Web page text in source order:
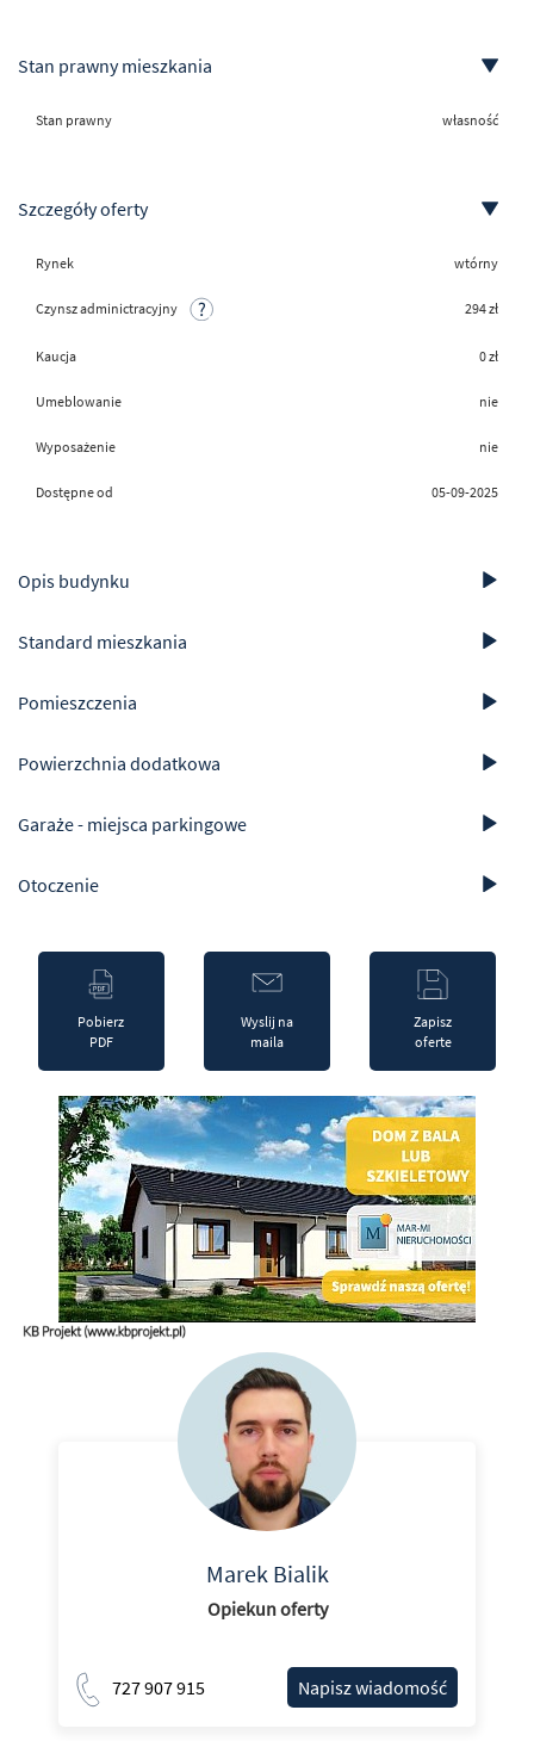
Stan prawny mieszkania
Stan prawny własność
Szczegóły oferty
Rynek wtórny
Czynsz adminictracyjny 294 zł
Kaucja 0 zł
Umeblowanie nie
Wyposażenie nie
Dostępne od 05-09-2025
Opis budynku
Standard mieszkania
Pomieszczenia
Powierzchnia dodatkowa
Garaże - miejsca parkingowe
Otoczenie
Pobierz
PDF
Wyslij na
maila
Zapisz
oferte
Marek Bialik
Opiekun oferty
727 907 915 Napisz wiadomość